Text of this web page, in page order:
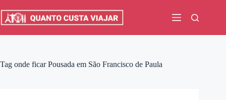
para
Tag onde ficar Pousada em São Francisco de Paula